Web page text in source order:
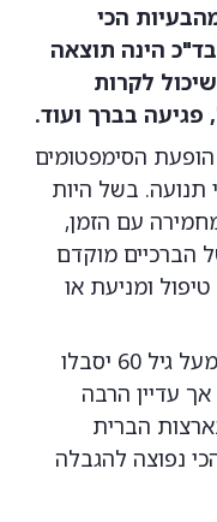
הכי
הינה תוצאה
לקרות
בברך ועוד.
הסימפטומים
תנועה. בשל היות
עם הזמן,
הברכיים מוקדם
ומניעת או
מעל 10 אחוזים מהגברים והנשים מעל גיל 60 יסבלו
עדיין הרבה
הברית
נפוצה להגבלה